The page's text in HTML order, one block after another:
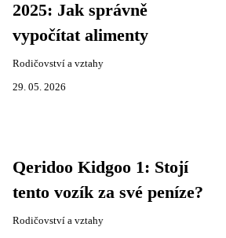
2025: Jak správně
vypočítat alimenty
Rodičovství a vztahy
29. 05. 2026
Qeridoo Kidgoo 1: Stojí
tento vozík za své peníze?
Rodičovství a vztahy